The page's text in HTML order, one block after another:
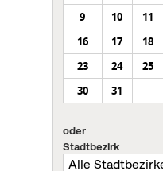
9
10 11
16
17 18
23
24 25
30
31
oder
Stadtbezirk